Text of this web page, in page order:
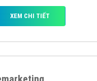
XEM CHI TIẾT